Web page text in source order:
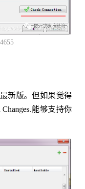
新版。但如果觉得
能够支持你